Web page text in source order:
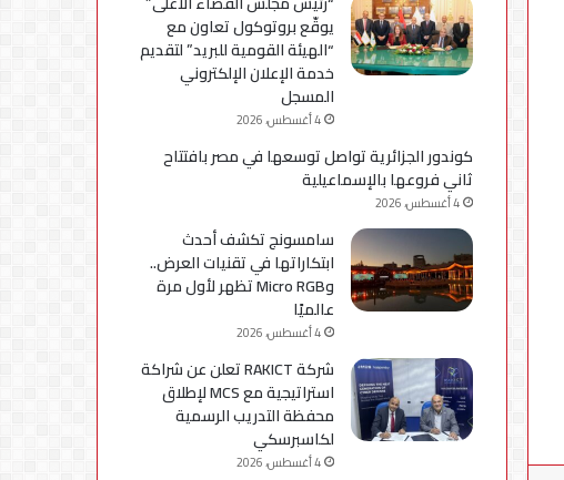
يوقّع بروتوكول تعاون مع
“الهيئة القومية للبريد” لتقديم
خدمة الإعلان الإلكتروني
المسجل
4 أغسطس، 2026
كوندور الجزائرية تواصل توسعها في مصر بافتتاح
ثاني فروعها بالإسماعيلية
4 أغسطس، 2026
سامسونج تكشف أحدث
ابتكاراتها في تقنيات العرض..
وMicro RGB تظهر لأول مرة
عالميًا
4 أغسطس، 2026
شركة RAKICT تعلن عن شراكة
استراتيجية مع MCS لإطلاق
محفظة التدريب الرسمية
لكاسبرسكي
4 أغسطس، 2026